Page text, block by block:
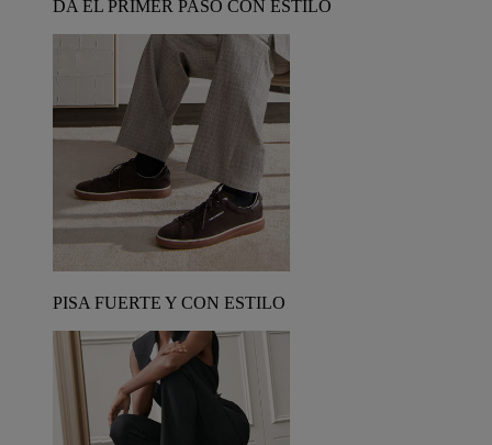
DA EL PRIMER PASO CON ESTILO
PISA FUERTE Y CON ESTILO